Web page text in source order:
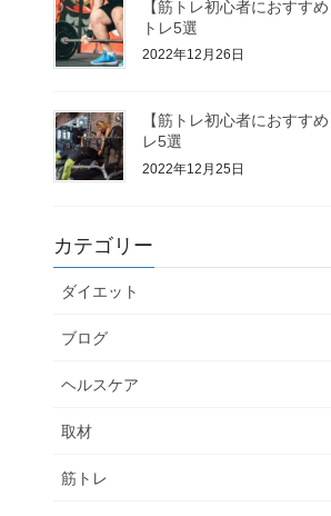
【筋トレ初心者におすす
トレ5選
2022年12月26日
【筋トレ初心者におすす
レ5選
2022年12月25日
カテゴリー
ダイエット
ブログ
ヘルスケア
取材
筋トレ